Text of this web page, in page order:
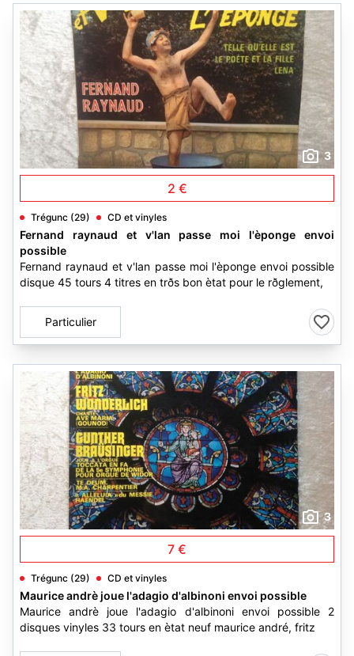
3
2 €
Trégunc (29) CD et vinyles
Fernand raynaud et v'lan passe moi l'èponge envoi
possible
Fernand raynaud et v'lan passe moi l'èponge envoi possible
disque 45 tours 4 titres en trðs bon ètat pour le rðglement,
Particulier
3
7 €
Trégunc (29) CD et vinyles
Maurice andrè joue l'adagio d'albinoni envoi possible
Maurice andrè joue l'adagio d'albinoni envoi possible 2
disques vinyles 33 tours en ètat neuf maurice andré, fritz